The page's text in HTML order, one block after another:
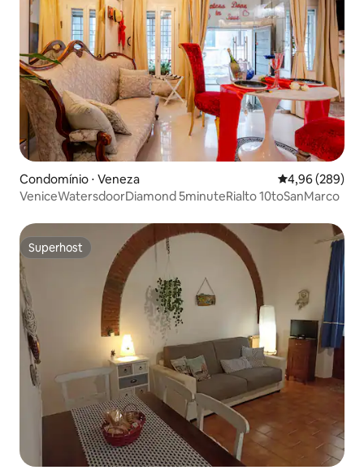
Condomínio ⋅ Veneza 4,96 de uma
4,96 (289)
VeniceWatersdoorDiamond 5minuteRialto 10toSanMarco
Superhost
Superhost